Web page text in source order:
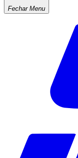
Fechar Menu